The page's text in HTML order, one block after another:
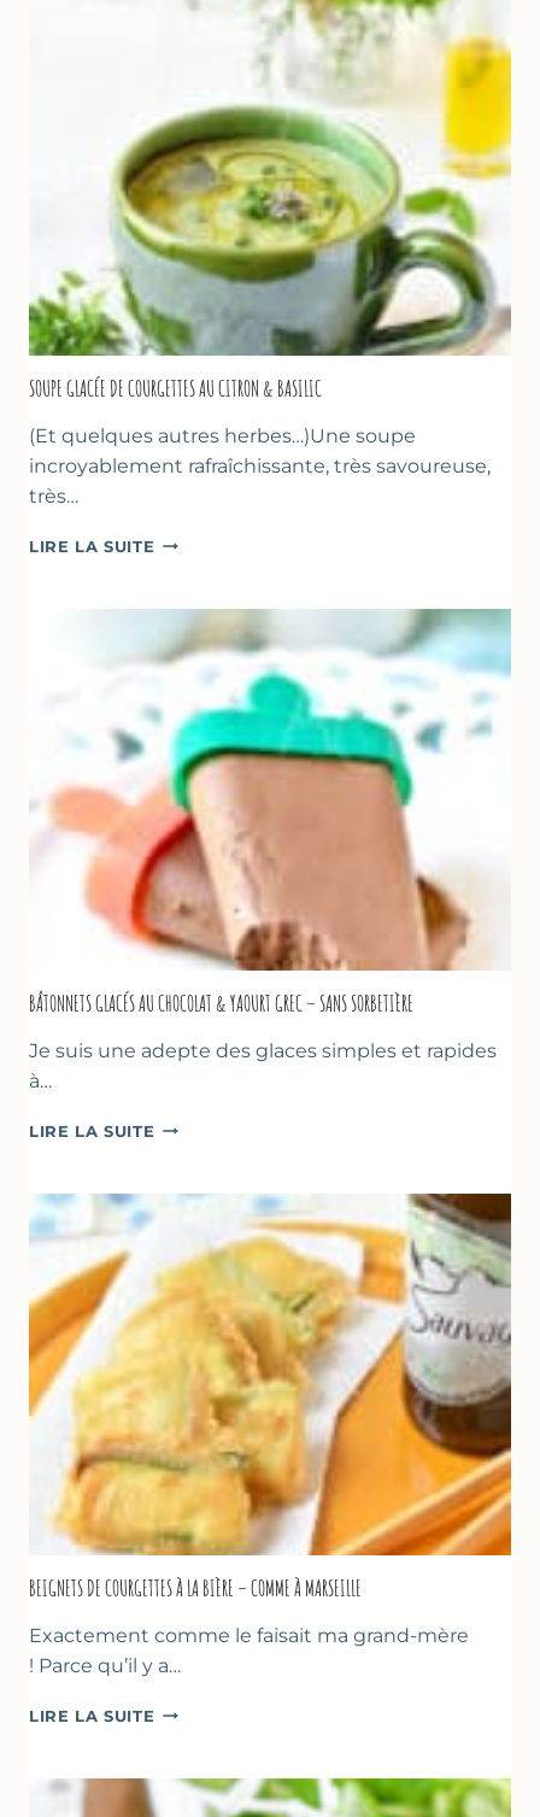
D’ORANGER
SOUPE GLACÉE DE COURGETTES AU CITRON & BASILIC
(Et quelques autres herbes…)Une soupe
incroyablement rafraîchissante, très savoureuse,
très…
LIRE LA SUITE SOUPE
COURGETTES
AU
CITRON
BASILIC
BÂTONNETS GLACÉS AU CHOCOLAT & YAOURT GREC – SANS SORBETIÈRE
Je suis une adepte des glaces simples et rapides
à…
LIRE LA SUITE BÂTONNETS
CHOCOLAT
YAOURT
GREC
–
SANS
SORBETIÈRE
BEIGNETS DE COURGETTES À LA BIÈRE – COMME À MARSEILLE
Exactement comme le faisait ma grand-mère
! Parce qu’il y a…
LIRE LA SUITE BEIGNETS
LA